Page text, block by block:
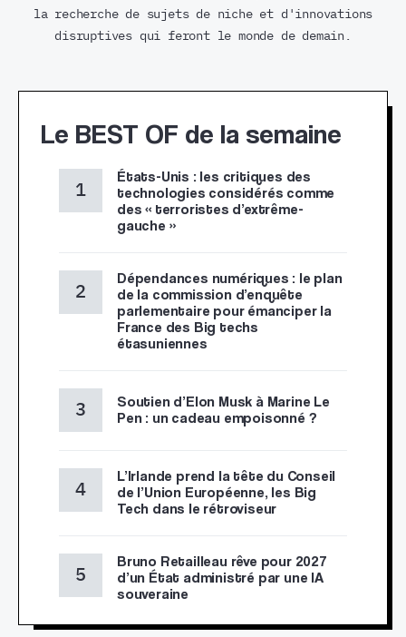
la recherche de sujets de niche et d'innovations
disruptives qui feront le monde de demain.
Le BEST OF de la semaine
États-Unis : les critiques des
technologies considérés comme
des « terroristes d’extrême-
gauche »
Dépendances numériques : le plan
de la commission d’enquête
parlementaire pour émanciper la
France des Big techs
étasuniennes
Soutien d’Elon Musk à Marine Le
Pen : un cadeau empoisonné ?
L’Irlande prend la tête du Conseil
de l’Union Européenne, les Big
Tech dans le rétroviseur
Bruno Retailleau rêve pour 2027
d’un État administré par une IA
souveraine